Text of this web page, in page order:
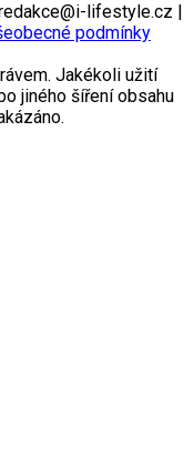
lifestyle.cz |
podmínky
Jakékoli užití
jiného šíření obsahu